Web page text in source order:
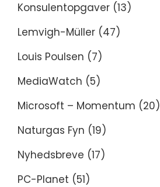
Konsulentopgaver (13)
Lemvigh-Müller (47)
Louis Poulsen (7)
MediaWatch (5)
Microsoft – Momentum (20)
Naturgas Fyn (19)
Nyhedsbreve (17)
PC-Planet (51)